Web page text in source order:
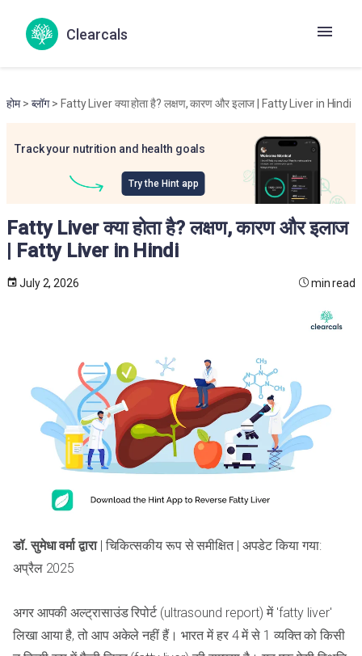
Clearcals
होम> ब्लॉग> Fatty Liver क्या होता है? लक्षण, कारण और इलाज | Fatty Liver in Hindi
Track your nutrition and health goals
Try the Hint app
Fatty Liver क्या होता है? लक्षण, कारण और इलाज
| Fatty Liver in Hindi
July 2, 2026 min read
डॉ. सुमेधा वर्मा द्वारा| चिकित्सकीय रूप से समीक्षित | अपडेट किया गया:
अप्रैल 2025
अगर आपकी अल्ट्रासाउंड रिपोर्ट (ultrasound report) में 'fatty liver'
लिखा आया है, तो आप अकेले नहीं हैं। भारत में हर 4 में से 1 व्यक्ति को किसी